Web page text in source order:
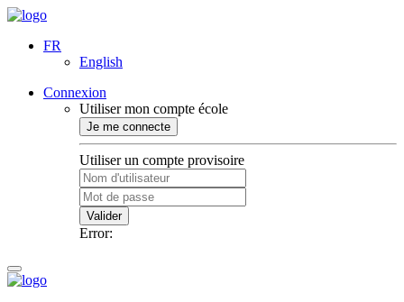
FR
English
Connexion
Utiliser mon compte école
Je me connecte
Utiliser un compte provisoire
Valider
Error: